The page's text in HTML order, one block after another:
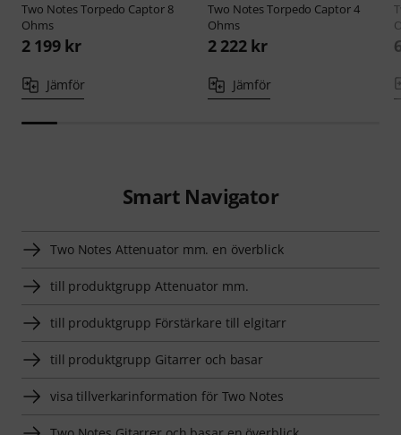
Two NotesTorpedo Captor 8
Ohms
2 199 kr
Jämför
Two NotesTorpedo Captor 4
Ohms
2 222 kr
Jämför
Smart Navigator
Two Notes Attenuator mm. en överblick
till produktgrupp Attenuator mm.
till produktgrupp Förstärkare till elgitarr
till produktgrupp Gitarrer och basar
visa tillverkarinformation för Two Notes